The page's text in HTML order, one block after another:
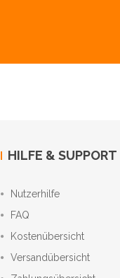
HILFE & SUPPORT
Nutzerhilfe
FAQ
Kostenübersicht
Versandübersicht